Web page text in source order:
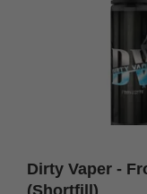
Dirty Vaper -
(Shortfill)